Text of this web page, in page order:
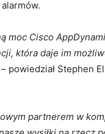
moc Cisco
która daje im
– powiedział Stephen
partnerem w